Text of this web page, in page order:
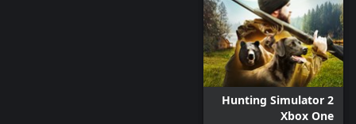
Hunting Simulator 2
Xbox One